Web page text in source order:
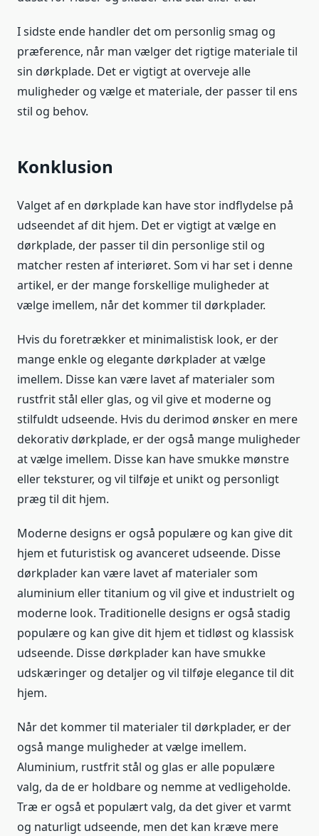
I sidste ende handler det om personlig smag og
præference, når man vælger det rigtige materiale til
sin dørkplade. Det er vigtigt at overveje alle
muligheder og vælge et materiale, der passer til ens
stil og behov.
Konklusion
Valget af en dørkplade kan have stor indflydelse på
udseendet af dit hjem. Det er vigtigt at vælge en
dørkplade, der passer til din personlige stil og
matcher resten af interiøret. Som vi har set i denne
artikel, er der mange forskellige muligheder at
vælge imellem, når det kommer til dørkplader.
Hvis du foretrækker et minimalistisk look, er der
mange enkle og elegante dørkplader at vælge
imellem. Disse kan være lavet af materialer som
rustfrit stål eller glas, og vil give et moderne og
stilfuldt udseende. Hvis du derimod ønsker en mere
dekorativ dørkplade, er der også mange muligheder
at vælge imellem. Disse kan have smukke mønstre
eller teksturer, og vil tilføje et unikt og personligt
præg til dit hjem.
Moderne designs er også populære og kan give dit
hjem et futuristisk og avanceret udseende. Disse
dørkplader kan være lavet af materialer som
aluminium eller titanium og vil give et industrielt og
moderne look. Traditionelle designs er også stadig
populære og kan give dit hjem et tidløst og klassisk
udseende. Disse dørkplader kan have smukke
udskæringer og detaljer og vil tilføje elegance til dit
hjem.
Når det kommer til materialer til dørkplader, er der
også mange muligheder at vælge imellem.
Aluminium, rustfrit stål og glas er alle populære
valg, da de er holdbare og nemme at vedligeholde.
Træ er også et populært valg, da det giver et varmt
og naturligt udseende, men det kan kræve mere